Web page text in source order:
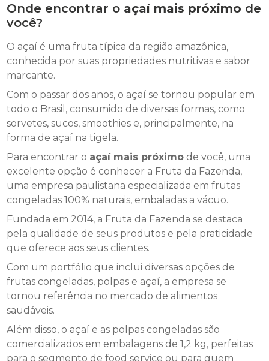
Onde encontrar o açaí mais próximo de
você?
O açaí é uma fruta típica da região amazônica,
conhecida por suas propriedades nutritivas e sabor
marcante.
Com o passar dos anos, o açaí se tornou popular em
todo o Brasil, consumido de diversas formas, como
sorvetes, sucos, smoothies e, principalmente, na
forma de açaí na tigela.
Para encontrar o açaí mais próximo de você, uma
excelente opção é conhecer a Fruta da Fazenda,
uma empresa paulistana especializada em frutas
congeladas 100% naturais, embaladas a vácuo.
Fundada em 2014, a Fruta da Fazenda se destaca
pela qualidade de seus produtos e pela praticidade
que oferece aos seus clientes.
Com um portfólio que inclui diversas opções de
frutas congeladas, polpas e açaí, a empresa se
tornou referência no mercado de alimentos
saudáveis.
Além disso, o açaí e as polpas congeladas são
comercializados em embalagens de 1,2 kg, perfeitas
para o segmento de food service ou para quem